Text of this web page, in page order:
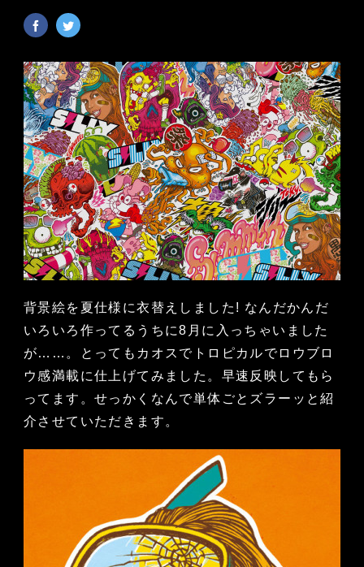
背景絵を夏仕様に衣替えしました! なんだかんだ
いろいろ作ってるうちに8月に入っちゃいました
が……。とってもカオスでトロピカルでロウブロ
ウ感満載に仕上げてみました。早速反映してもら
ってます。せっかくなんで単体ごとズラーッと紹
介させていただきます。